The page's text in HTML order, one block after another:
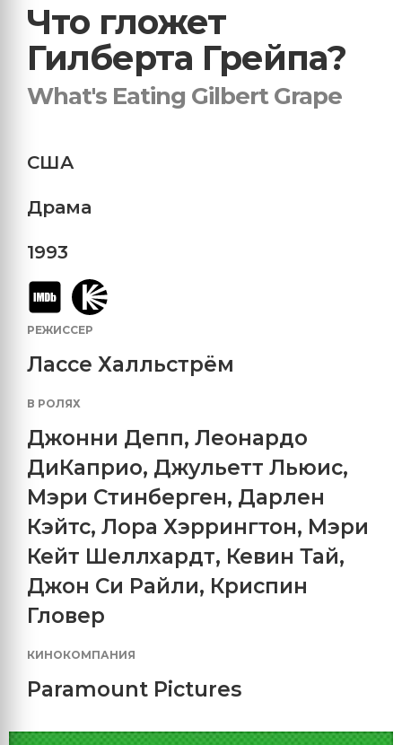
Что гложет
Гилберта Грейпа?
What's Eating Gilbert Grape
США
Драма
1993
РЕЖИССЕР
Лассе Халльстрём
В РОЛЯХ
Джонни Депп, Леонардо
ДиКаприо, Джульетт Льюис,
Мэри Стинберген, Дарлен
Кэйтс, Лора Хэррингтон, Мэри
Кейт Шеллхардт, Кевин Тай,
Джон Си Райли, Криспин
Гловер
КИНОКОМПАНИЯ
Paramount Pictures